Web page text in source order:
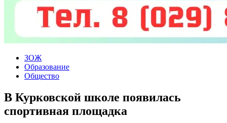
ЗОЖ
Образование
Общество
В Курковской школе появилась
спортивная площадка